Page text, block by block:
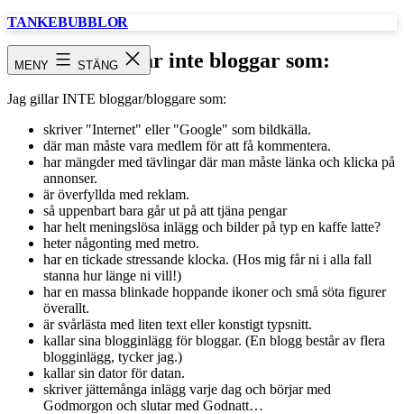
Hoppa
TANKEBUBBLOR
MENY STÄNG
Jag gillar inte bloggar som:
Jag gillar INTE bloggar/bloggare som:
skriver "Internet" eller "Google" som bildkälla.
där man måste vara medlem för att få kommentera.
har mängder med tävlingar där man måste länka och klicka på
annonser.
är överfyllda med reklam.
så uppenbart bara går ut på att tjäna pengar
har helt meningslösa inlägg och bilder på typ en kaffe latte?
heter någonting med metro.
har en tickade stressande klocka. (Hos mig får ni i alla fall
stanna hur länge ni vill!)
har en massa blinkade hoppande ikoner och små söta figurer
överallt.
är svårlästa med liten text eller konstigt typsnitt.
kallar sina blogginlägg för bloggar. (En blogg består av flera
blogginlägg, tycker jag.)
kallar sin dator för datan.
skriver jättemånga inlägg varje dag och börjar med
Godmorgon och slutar med Godnatt…